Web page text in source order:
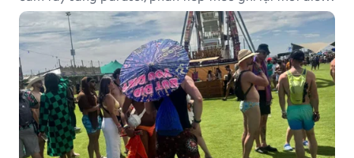
sản phẩm được thị trường đón nhận và dần vượt khỏi
công năng che nắng thông thường.